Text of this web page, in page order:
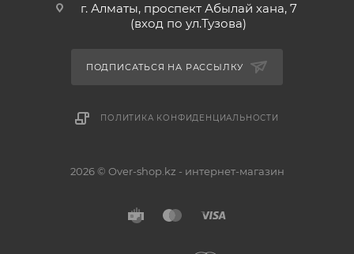
г. Алматы, проспект Абылай хана, 7
(вход по ул.Тузова)
ПОДПИСАТЬСЯ НА РАССЫЛКУ
ПОЛИТИКА КОНФИДЕНЦИАЛЬНОСТИ
2026 © Over-shop.kz - интернет-магазин